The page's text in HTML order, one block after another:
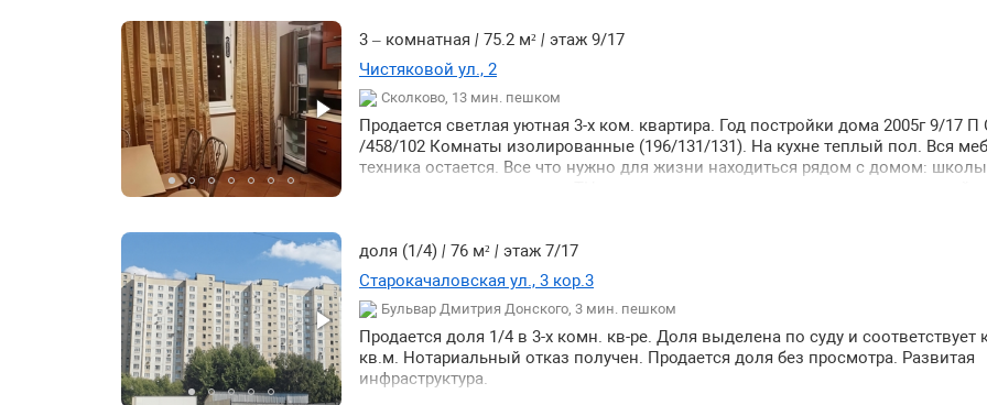
3 – комнатная | 75.2 м² | этаж 9/17
Чистяковой ул., 2
Сколково, 13 мин. пешком
Продается светлая уютная 3-х ком. квартира. Год постройки дома 2005г 9/17
/458/102 Комнаты изолированные (196/131/131). На кухне теплый пол. Вся
техника остается. Все что нужно для жизни находиться рядом с домом:
автомобилистов на Минское шоссе Можайское шоссе. Альтернатива. 2
собственника. Торг.
доля (1/4) | 76 м² | этаж 7/17
Старокачаловская ул., 3 кор.3
Бульвар Дмитрия Донского, 3 мин. пешком
Продается доля 1/4 в 3-х комн. кв-ре. Доля выделена по суду и соответствует
кв.м. Нотариальный отказ получен. Продается доля без просмотра. Развитая
инфраструктура.